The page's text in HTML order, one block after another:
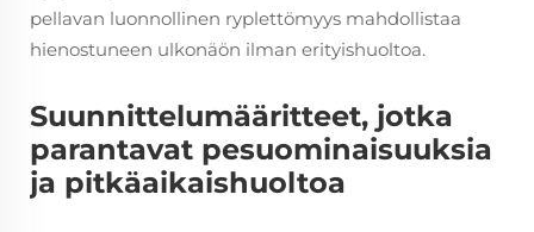
pellavan luonnollinen ryplettömyys mahdollistaa
hienostuneen ulkonäön ilman erityishuoltoa.
Suunnittelumääritteet, jotka
parantavat pesuominaisuuksia
ja pitkäaikaishuoltoa